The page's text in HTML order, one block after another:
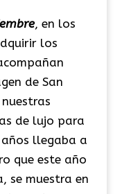
, en los
los
de San
de lujo para
llegaba a
que este año
se muestra en